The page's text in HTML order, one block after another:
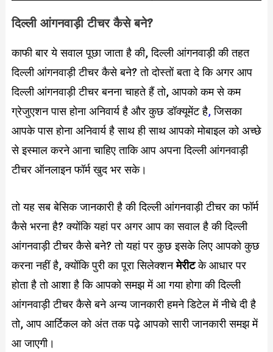
दिल्ली आंगनवाड़ी टीचर कैसे बने?
काफी बार ये सवाल पूछा जाता है की, दिल्ली आंगनवाड़ी की तहत
दिल्ली आंगनवाड़ी टीचर कैसे बने? तो दोस्तों बता दे कि अगर आप
दिल्ली आंगनवाड़ी टीचर बनना चाहते हैं तो, आपको कम से कम
ग्रेजुएशन पास होना अनिवार्य है और कुछ डॉक्यूमेंट है,जिसका
आपके पास होना अनिवार्य है साथ ही साथ आपको मोबाइल को अच्छे
से इस्माल करने आना चाहिए ताकि आप अपना दिल्ली आंगनवाड़ी
टीचर ऑनलाइन फॉर्म खुद भर सके।
तो यह सब बेसिक जानकारी है की दिल्ली आंगनवाड़ी टीचर का फॉर्म
कैसे भरना है? क्योंकि यहां पर अगर आप का सवाल है की दिल्ली
आंगनवाड़ी टीचर कैसे बने? तो यहां पर कुछ इसके लिए आपको कुछ
करना नहीं है, क्योंकि पुरी का पूरा सिलेक्शनमेरीटके आधार पर
होता है तो आशा है कि आपको समझ में आ गया होगा की दिल्ली
आंगनवाड़ी टीचर कैसे बने अन्य जानकारी हमने डिटेल में नीचे दी है
तो, आप आर्टिकल को अंत तक पढ़े आपको सारी जानकारी समझ में
आ जाएगी।